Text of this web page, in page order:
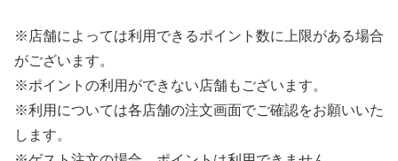
※店舗によっては利用できるポイント数に上限がある場合
がございます。
※ポイントの利用ができない店舗もございます。
※利用については各店舗の注文画面でご確認をお願いいた
します。